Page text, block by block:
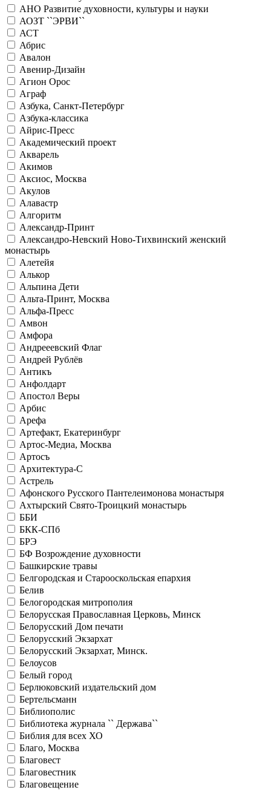
АНО Развитие духовности, культуры и науки
АОЗТ ``ЭРВИ``
АСТ
Абрис
Авалон
Авенир-Дизайн
Агион Орос
Аграф
Азбука, Санкт-Петербург
Азбука-классика
Айрис-Пресс
Академический проект
Акварель
Акимов
Аксиос, Москва
Акулов
Алавастр
Алгоритм
Александр-Принт
Александро-Невский Ново-Тихвинский женский
монастырь
Алетейя
Алькор
Альпина Дети
Альта-Принт, Москва
Альфа-Пресс
Амвон
Амфора
Андрееевский Флаг
Андрей Рублёв
Антикъ
Анфолдарт
Апостол Веры
Арбис
Арефа
Артефакт, Екатеринбург
Артос-Медиа, Москва
Артосъ
Архитектура-С
Астрель
Афонского Русского Пантелеимонова монастыря
Ахтырский Свято-Троицкий монастырь
ББИ
БКК-СПб
БРЭ
БФ Возрождение духовности
Башкирские травы
Белгородская и Старооскольская епархия
Белив
Белогородская митрополия
Белорусская Православная Церковь, Минск
Белорусский Дом печати
Белорусский Экзархат
Белорусский Экзархат, Минск.
Белоусов
Белый город
Берлюковский издательский дом
Бертельсманн
Библиополис
Библиотека журнала `` Держава``
Библия для всех ХО
Благо, Москва
Благовест
Благовестник
Благовещение